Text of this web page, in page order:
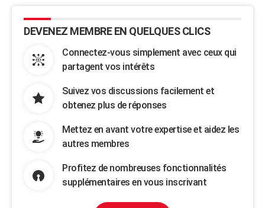
DEVENEZ MEMBRE EN QUELQUES CLICS
Connectez-vous simplement avec ceux qui
partagent vos intérêts
Suivez vos discussions facilement et
obtenez plus de réponses
Mettez en avant votre expertise et aidez les
autres membres
Profitez de nombreuses fonctionnalités
supplémentaires en vous inscrivant